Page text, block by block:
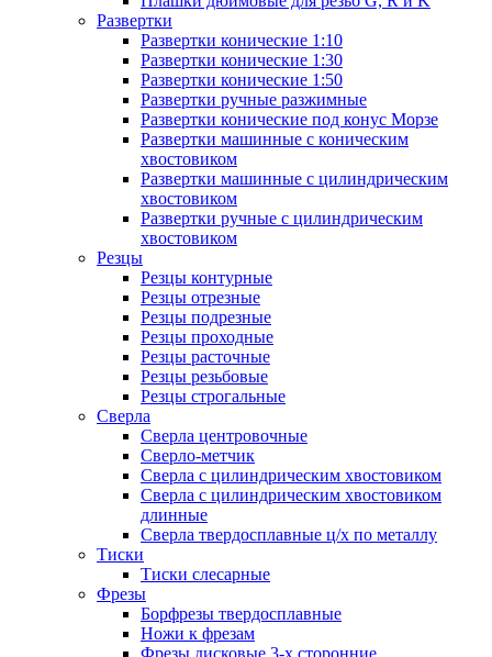
Развертки
Развертки конические 1:10
Развертки конические 1:30
Развертки конические 1:50
Развертки ручные разжимные
Развертки конические под конус Морзе
Развертки машинные с коническим
хвостовиком
Развертки машинные с цилиндрическим
хвостовиком
Развертки ручные с цилиндрическим
хвостовиком
Резцы
Резцы контурные
Резцы отрезные
Резцы подрезные
Резцы проходные
Резцы расточные
Резцы резьбовые
Резцы строгальные
Сверла
Сверла центровочные
Сверло-метчик
Сверла с цилиндрическим хвостовиком
Сверла с цилиндрическим хвостовиком
длинные
Сверла твердосплавные ц/х по металлу
Тиски
Тиски слесарные
Фрезы
Борфрезы твердосплавные
Ножи к фрезам
Фрезы дисковые 3-х сторонние